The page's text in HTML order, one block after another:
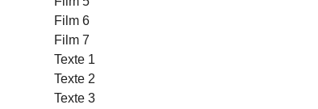
Film 6
Film 7
Texte 1
Texte 2
Texte 3